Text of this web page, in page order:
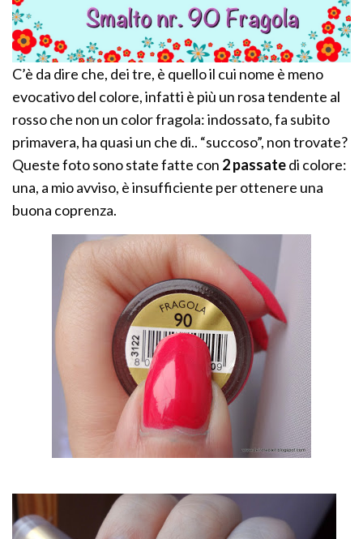
C’è da dire che, dei tre, è quello il cui nome è meno
evocativo del colore, infatti è più un rosa tendente al
rosso che non un color fragola: indossato, fa subito
primavera, ha quasi un che di.. “succoso”, non trovate?
Queste foto sono state fatte con 2 passatedi colore:
una, a mio avviso, è insufficiente per ottenere una
buona coprenza.